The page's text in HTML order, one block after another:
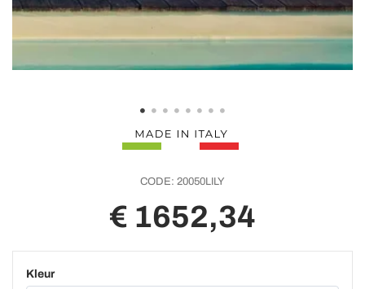
CODE: 20050LILY
€ 1652,34
Kleur